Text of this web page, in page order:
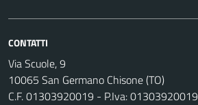
CONTATTI
Via Scuole, 9
10065 San Germano Chisone (TO)
C.F. 01303920019 - P.Iva: 01303920019